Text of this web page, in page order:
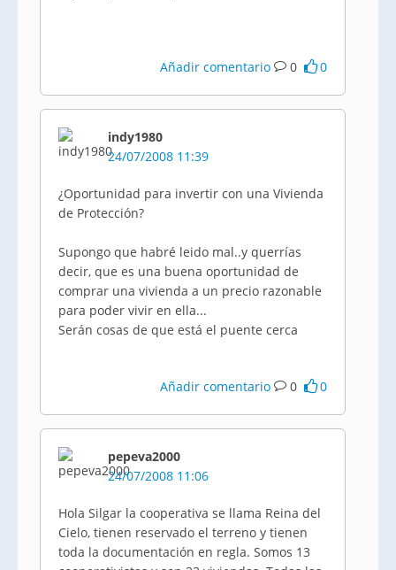
Añadir comentario 0 0
indy1980
24/07/2008 11:39
¿Oportunidad para invertir con una Vivienda
de Protección?
Supongo que habré leido mal..y querrías
decir, que es una buena oportunidad de
comprar una vivienda a un precio razonable
para poder vivir en ella...
Serán cosas de que está el puente cerca
Añadir comentario 0 0
pepeva2000
24/07/2008 11:06
Hola Silgar la cooperativa se llama Reina del
Cielo, tienen reservado el terreno y tienen
toda la documentación en regla. Somos 13